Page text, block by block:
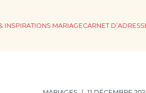
INSPIRATIONS MARIAGECARNET